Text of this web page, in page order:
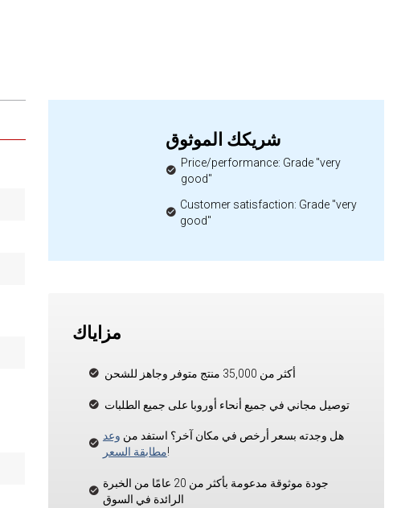
شريكك الموثوق
Price/performance: Grade "very
good"
Customer satisfaction: Grade "very
good"
مزاياك
أكثر من 35,000 منتج متوفر وجاهز للشحن
توصيل مجاني في جميع أنحاء أوروبا على جميع الطلبات
هل وجدته بسعر أرخص في مكان آخر؟ استفد من وعد
مطابقة السعر!
جودة موثوقة مدعومة بأكثر من 20 عامًا من الخبرة
الرائدة في السوق